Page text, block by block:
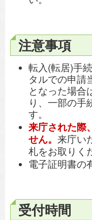
注意事項
転入(転居)手
タルでの申請
となった場合
り、一部の手
す。
来庁された際
せん。 来庁い
札をお取りく
電子証明書の
受付時間